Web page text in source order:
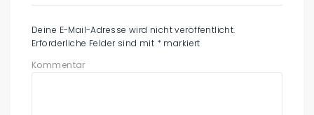
Deine E-Mail-Adresse wird nicht veröffentlicht.
Erforderliche Felder sind mit * markiert
Kommentar